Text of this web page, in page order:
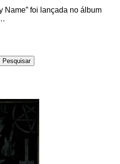
Name” foi lançada no álbum